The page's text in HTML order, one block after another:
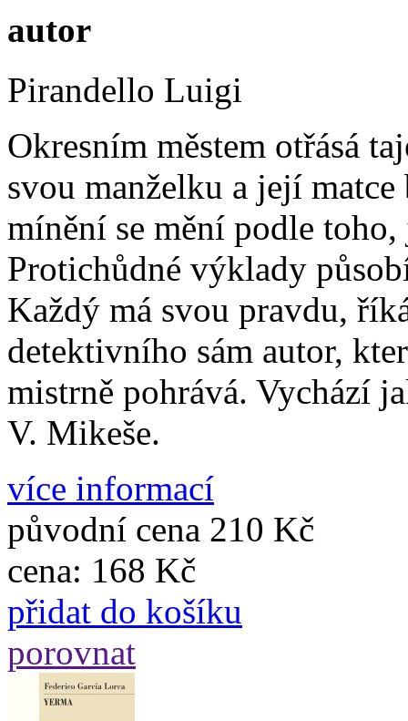
autor
Pirandello Luigi
Okresním městem otřásá
svou manželku a její
mínění se mění podle
Protichůdné výklady
Každý má svou pravdu,
detektivního sám autor,
mistrně pohrává. Vychází
V. Mikeše.
více informací
původní cena 210 Kč
cena: 168 Kč
přidat do košíku
porovnat